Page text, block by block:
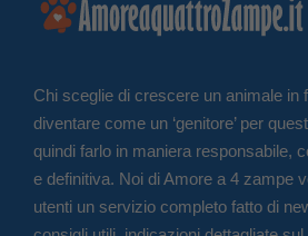
Chi sceglie di crescere un animale in
diventare come un ‘genitore’ per
quindi farlo in maniera responsabile,
e definitiva. Noi di Amore a 4 zampe
utenti un servizio completo fatto di